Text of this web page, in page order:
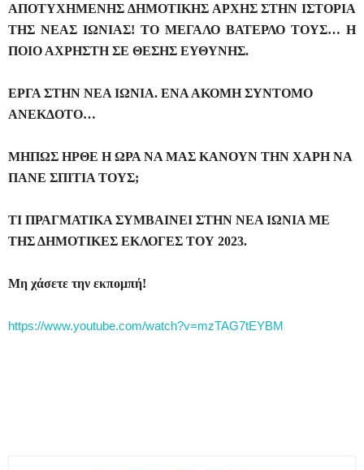
ΑΠΟΤΥΧΗΜΕΝΗΣ ΔΗΜΟΤΙΚΗΣ ΑΡΧΗΣ ΣΤΗΝ ΙΣΤΟΡΙΑ
ΤΗΣ ΝΕΑΣ ΙΩΝΙΑΣ! ΤΟ ΜΕΓΑΛΟ ΒΑΤΕΡΛΟ ΤΟΥΣ… Η
ΠΟΙΟ ΑΧΡΗΣΤΗ ΣΕ ΘΕΣΗΣ ΕΥΘΥΝΗΣ.
ΕΡΓΑ ΣΤΗΝ ΝΕΑ ΙΩΝΙΑ. ΕΝΑ ΑΚΟΜΗ ΣΥΝΤΟΜΟ
ΑΝΕΚΔΟΤΟ…
ΜΗΠΩΣ ΗΡΘΕ Η ΩΡΑ ΝΑ ΜΑΣ ΚΑΝΟΥΝ ΤΗΝ ΧΑΡΗ ΝΑ
ΠΑΝΕ ΣΠΙΤΙΑ ΤΟΥΣ;
ΤΙ ΠΡΑΓΜΑΤΙΚΑ ΣΥΜΒΑΙΝΕΙ ΣΤΗΝ ΝΕΑ ΙΩΝΙΑ ΜΕ
ΤΗΣ ΔΗΜΟΤΙΚΕΣ ΕΚΛΟΓΕΣ ΤΟΥ 2023.
Μη χάσετε την εκπομπή!
https://www.youtube.com/watch?v=mzTAG7tEYBM